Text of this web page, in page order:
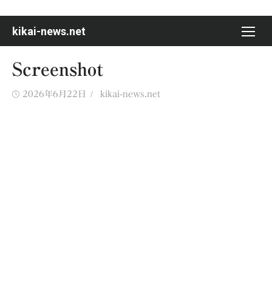
content
kikai-news.net
Screenshot
Posted
2026年6月22日 Author
kikai-news.net